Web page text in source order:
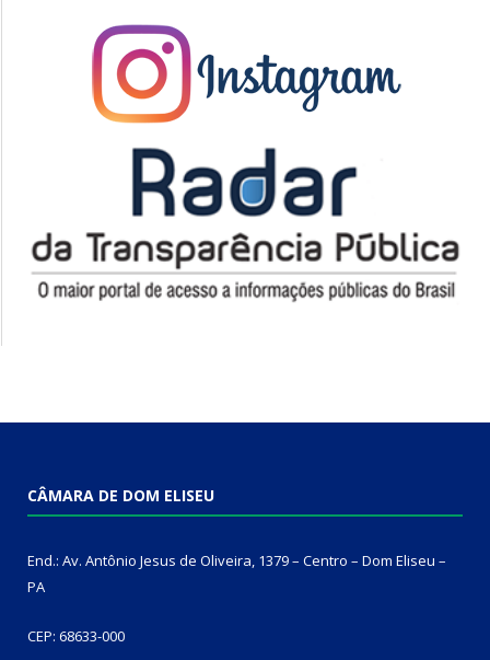
CÂMARA DE DOM ELISEU
End.: Av. Antônio Jesus de Oliveira, 1379 – Centro – Dom Eliseu –
PA
CEP: 68633-000